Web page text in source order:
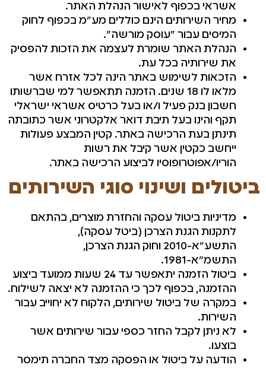
אשראי בכפוף לאישור הנהלת האתר.
מחיר השירותים הינם כוללים מע"מ בכפוף לחוק
המיסים עבור "עוסק מורשה".
הנהלת האתר שומרת לעצמה את הזכות להפסיק
את שירותיה בכל עת.
הזכאות לשימוש באתר הינה לכל אזרח אשר
מלאו לו 18 שנים. הזמנה תתאפשר למי שברשותו
חשבון בנק פעיל ו/או בעל כרטיס אשראי ישראלי
תקף והינו בעל תיבת דואר אלקטרוני אשר כתובתה
תינתן בעת הרכישה באתר. קטין המבצע פעולות
ייחשב כקטין אשר קיבל את רשות
הוריו/אפוטרופוסיו לביצוע הרכישה באתר.
ביטולים ושינוי סוגי השירותים
מדיניות ביטול עסקה והחזרת מוצרים, בהתאם
לתקנות הגנת הצרכן (ביטל עסקה),
התשע"א-2010 וחוק הגנת הצרכן,
התשמ"א-1981.
ביטול הזמנה יתאפשר עד 24 שעות ממועד ביצוע
ההזמנה, בכפוף לכך כי ההזמנה לא יצאה לשילוח.
במקרה של ביטול שירותים, הלקוח לא יחוייב עבור
השירות.
לא ניתן לקבל החזר כספי עבור שירותים אשר
בוצעו.
הודעה על ביטול או הפסקה מצד החברה תימסר